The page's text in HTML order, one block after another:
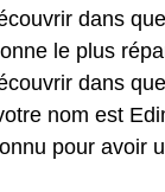
dans
le plus
dans
nom est
pour avoir